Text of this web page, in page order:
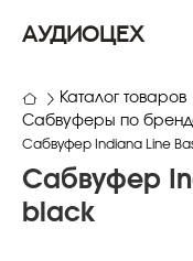
АУДИОЦЕХ
Каталог товаров
Сабвуферы по
Сабвуфер Indiana Line
Сабвуфер
black